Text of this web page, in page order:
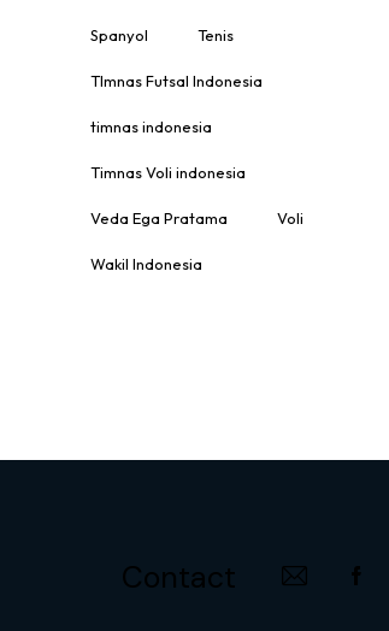
Spanyol Tenis
TImnas Futsal Indonesia
timnas indonesia
Timnas Voli indonesia
Veda Ega Pratama Voli
Wakil Indonesia
Contact